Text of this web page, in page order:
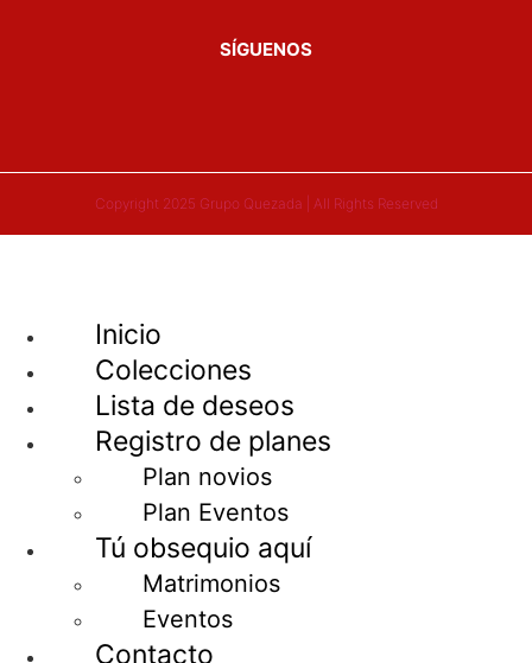
SÍGUENOS
Copyright 2025 Grupo Quezada | All Rights Reserved
Inicio
Colecciones
Lista de deseos
Registro de planes
Plan novios
Plan Eventos
Tú obsequio aquí
Matrimonios
Eventos
Contacto